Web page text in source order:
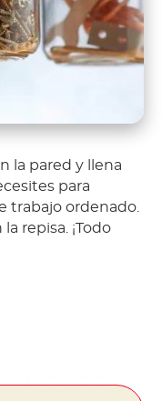
la pared y llena
para
trabajo ordenado.
repisa. ¡Todo